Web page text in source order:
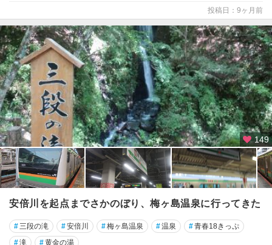
原
東
伊
豆
（
熱
川
・
稲
取
・
河
津
）
西
伊
投稿日：9ヶ月前
149
安倍川を起点までさかのぼり、梅ヶ島温泉に行ってきた
#三段の滝 #安倍川 #梅ヶ島温泉 #温泉 #青春18きっぷ
#滝 #黄金の湯